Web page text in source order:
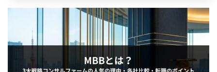
となるため、入念な準備が欠かせません。 本記事では、 […]